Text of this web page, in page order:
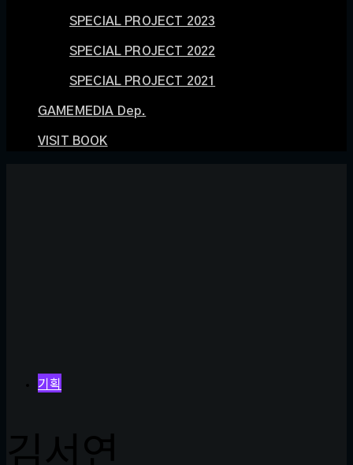
SPECIAL PROJECT 2023
SPECIAL PROJECT 2022
SPECIAL PROJECT 2021
GAMEMEDIA Dep.
VISIT BOOK
기획